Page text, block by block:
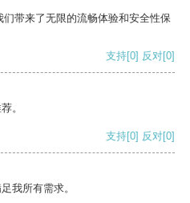
带来了无限的流畅体验和安全性保
支持[0] 反对[0]
。
支持[0] 反对[0]
我所有需求。